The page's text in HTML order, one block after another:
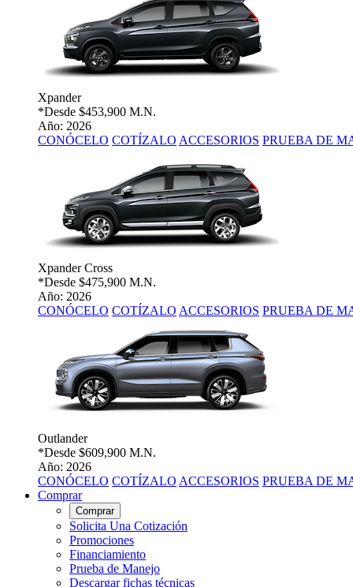
Xpander
*Desde $453,900 M.N.
Año: 2026
CONÓCELO COTÍZALO ACCESORIOS PRUEBA DE
Xpander Cross
*Desde $475,900 M.N.
Año: 2026
CONÓCELO COTÍZALO ACCESORIOS PRUEBA DE
Outlander
*Desde $609,900 M.N.
Año: 2026
CONÓCELO COTÍZALO ACCESORIOS PRUEBA DE
Comprar
Comprar
Solicita Una Cotización
Promociones
Financiamiento
Prueba de Manejo
Descargar fichas técnicas